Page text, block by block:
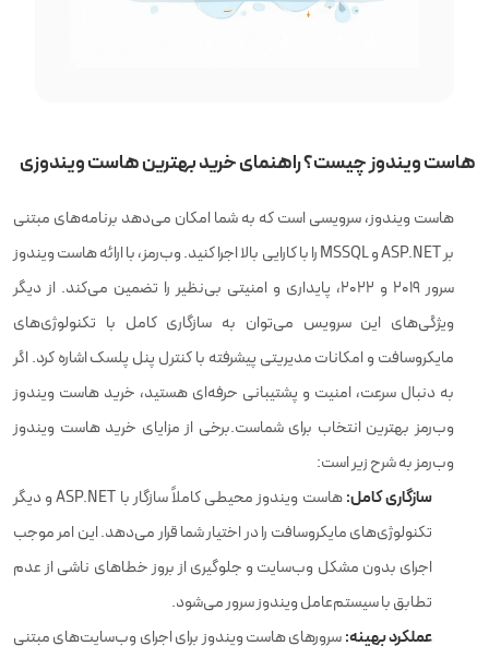
هاست ویندوز چیست؟ راهنمای خرید بهترین هاست ویندوزی
هاست ویندوز، سرویسی است که به شما امکان می‌دهد برنامه‌های مبتنی
بر ASP.NET و MSSQL را با کارایی بالا اجرا کنید. وب‌رمز، با ارائه هاست ویندوز
سرور 2019 و 2022، پایداری و امنیتی بی‌نظیر را تضمین می‌کند. از دیگر
ویژگی‌های این سرویس می‌توان به سازگاری کامل با تکنولوژی‌های
مایکروسافت و امکانات مدیریتی پیشرفته با کنترل پنل پلسک اشاره کرد. اگر
به دنبال سرعت، امنیت و پشتیبانی حرفه‌ای هستید، خرید هاست ویندوز
وب‌رمز بهترین انتخاب برای شماست.برخی از مزایای خرید هاست ویندوز
وب‌رمز به شرح زیر است:
سازگاری کامل:
هاست ویندوز محیطی کاملاً سازگار با ASP.NET و دیگر
تکنولوژی‌های مایکروسافت را در اختیار شما قرار می‌دهد. این امر موجب
اجرای بدون مشکل وب‌سایت و جلوگیری از بروز خطاهای ناشی از عدم
تطابق با سیستم‌عامل ویندوز سرور می‌شود.
عملکرد بهینه:سرورهای هاست ویندوز برای اجرای وب‌سایت‌های مبتنی